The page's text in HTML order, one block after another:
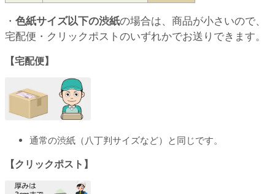
・ 色紙サイズ以下の渋紙の場合は、商品が小さいので、
宅配便・クリックポストのいずれかでお送りできます。
【宅配便】
通常の渋紙（八丁判サイズなど）と同じです。
【クリックポスト】